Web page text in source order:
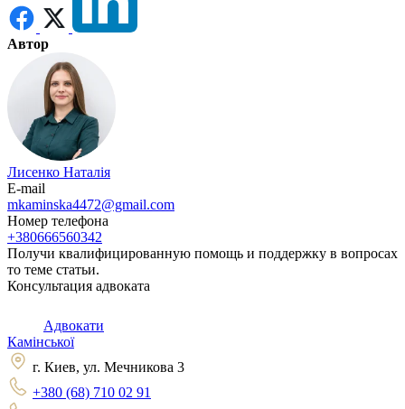
Автор
Лисенко Наталія
E-mail
mkaminska4472@gmail.com
Номер телефона
+380666560342
Получи квалифицированную помощь и поддержку в вопросах
то теме статьи.
Консультация адвоката
Адвокати
Камінської
г. Киев, ул. Мечникова 3
+380 (68) 710 02 91